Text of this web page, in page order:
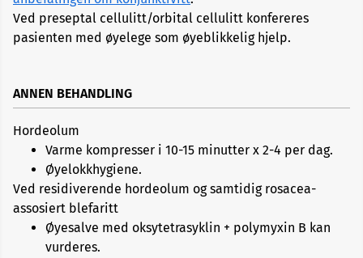
Ved preseptal cellulitt/orbital cellulitt konfereres
pasienten med øyelege som øyeblikkelig hjelp.
ANNEN BEHANDLING
Hordeolum
Varme kompresser i 10-15 minutter x 2-4 per dag.
Øyelokkhygiene.
Ved residiverende hordeolum og samtidig rosacea-
assosiert blefaritt
Øyesalve med oksytetrasyklin + polymyxin B kan
vurderes.